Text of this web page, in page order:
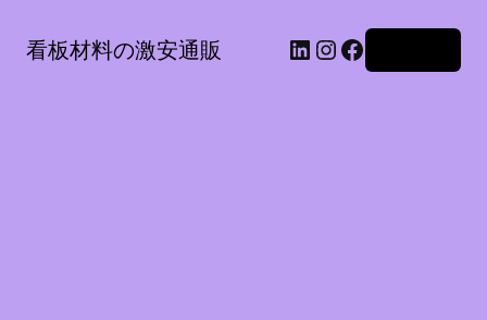
看板材料の激安通販 LinkedIn Instagram Facebook